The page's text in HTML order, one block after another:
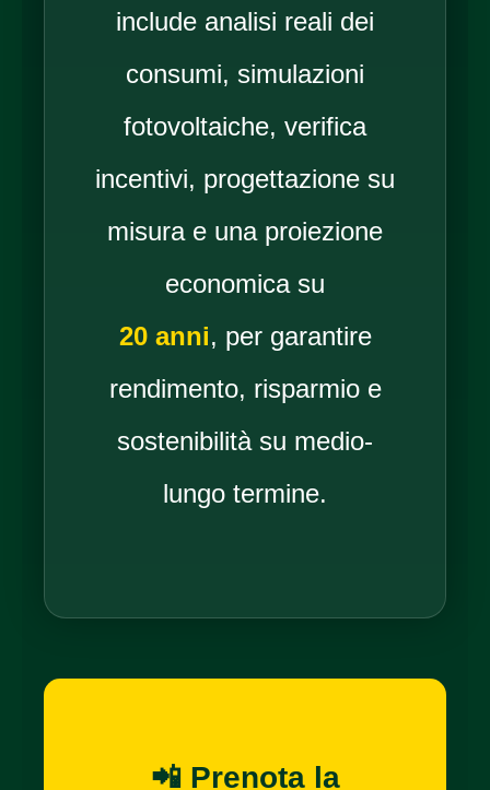
include analisi reali dei
consumi, simulazioni
fotovoltaiche, verifica
incentivi, progettazione su
misura e una proiezione
economica su
20 anni, per garantire
rendimento, risparmio e
sostenibilità su medio-
lungo termine.
📲 Prenota la